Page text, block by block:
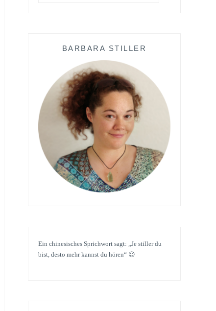
BARBARA STILLER
Ein chinesisches Sprichwort sagt: „Je stiller du
bist, desto mehr kannst du hören“ 😉